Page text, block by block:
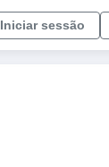
Iniciar sessão